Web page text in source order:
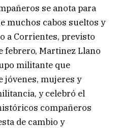
se anota para
muchos cabos sueltos y
a Corrientes, previsto
febrero, Martinez Llano
militante que
jóvenes, mujeres y
y celebró el
compañeros
de cambio y